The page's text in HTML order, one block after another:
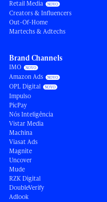
Retail Media
Creators & Influencers
Out-Of-Home
Martechs & Adtechs
Brand Channels
IMO
Amazon Ads
OPL Digital
Impulso
PicPay
Nós Inteligência
Vistar Media
Machina
Viasat Ads
Magnite
Uncover
Mude
RZK Digital
DoubleVerify
Adlook